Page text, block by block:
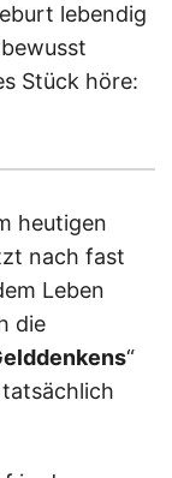
lebendig
Stück höre:
heutigen
nach fast
Leben
die
“